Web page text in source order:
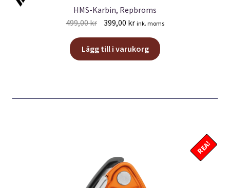
HMS-Karbin, Repbroms
499,00kr
Det
ursprungliga
priset
var:
399,00 krDet
nuvarande
priset
är:
ink. moms
Lägg till i varukorg
REA!